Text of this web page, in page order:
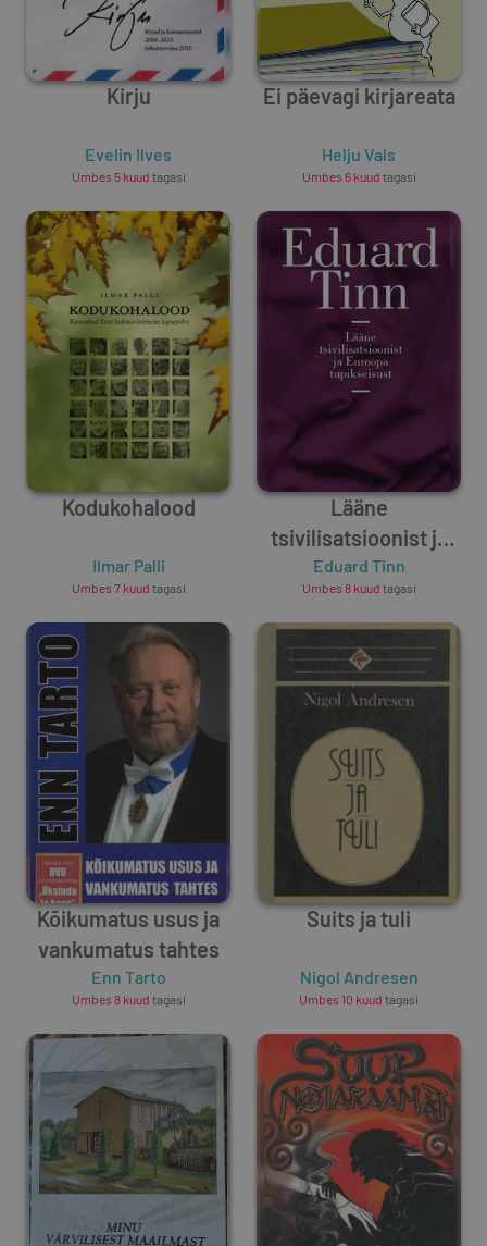
Kirju
Evelin Ilves
Umbes 5 kuud tagasi
Ei päevagi kirjareata
Helju Vals
Umbes 6 kuud tagasi
Kodukohalood
Ilmar Palli
Umbes 7 kuud tagasi
Lääne
tsivilisatsioonist ja
Euroopa tupikseisust
Eduard Tinn
Umbes 8 kuud tagasi
Kõikumatus usus ja
vankumatus tahtes
Enn Tarto
Umbes 8 kuud tagasi
Suits ja tuli
Nigol Andresen
Umbes 10 kuud tagasi